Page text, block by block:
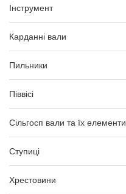
Інструмент
Карданні вали
Пильники
Піввісі
Сільгосп вали та їх елементи
Ступиці
Хрестовини